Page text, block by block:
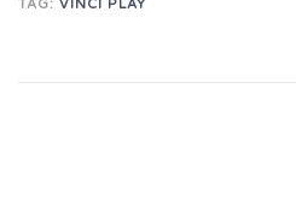
TAG: VINCI PLAY